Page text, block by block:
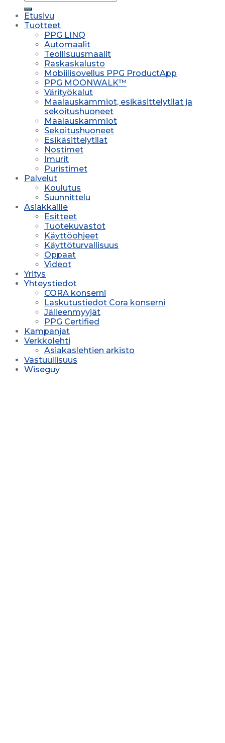
Etusivu
Tuotteet
PPG LINQ
Automaalit
Teollisuusmaalit
Raskaskalusto
Mobiilisovellus PPG ProductApp
PPG MOONWALK™
Värityökalut
Maalauskammiot, esikäsittelytilat ja
sekoitushuoneet
Maalauskammiot
Sekoitushuoneet
Esikäsittelytilat
Nostimet
Imurit
Puristimet
Palvelut
Koulutus
Suunnittelu
Asiakkaille
Esitteet
Tuotekuvastot
Käyttöohjeet
Käyttöturvallisuus
Oppaat
Videot
Yritys
Yhteystiedot
CORA konserni
Laskutustiedot Cora konserni
Jälleenmyyjät
PPG Certified
Kampanjat
Verkkolehti
Asiakaslehtien arkisto
Vastuullisuus
Wiseguy